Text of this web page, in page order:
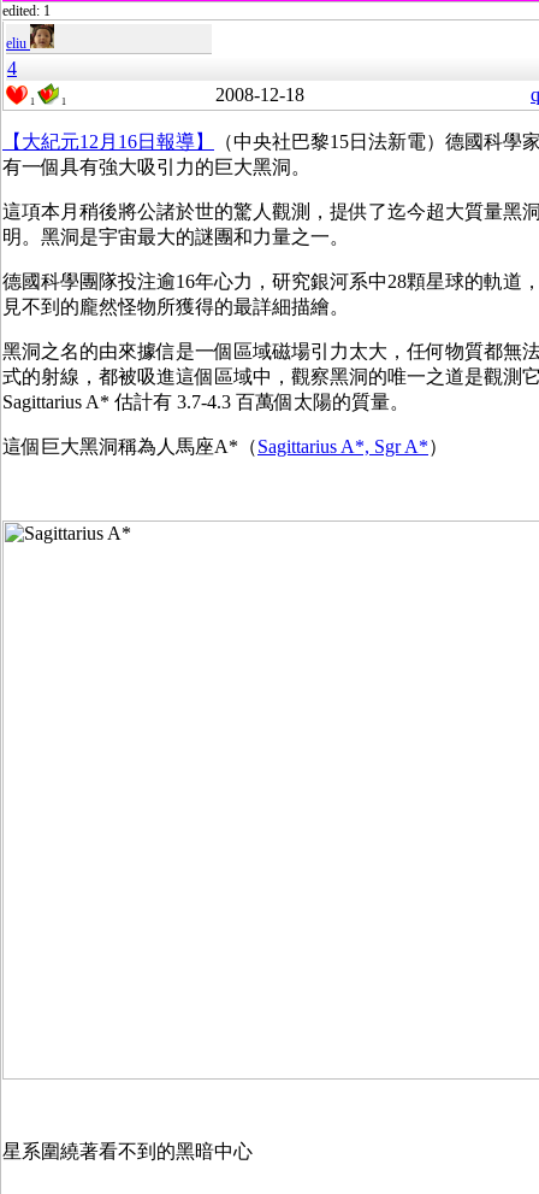
edited: 1
eliu
4
1 1 2008-12-18
【大紀元12月16日報導】
（中央社巴黎15日法新電）德國科學
有一個具有強大吸引力的巨大黑洞。
這項本月稍後將公諸於世的驚人觀測，提供了迄今超大質量黑
明。黑洞是宇宙最大的謎團和力量之一。
德國科學團隊投注逾16年心力，研究銀河系中28顆星球的軌道
見不到的龐然怪物所獲得的最詳細描繪。
黑洞之名的由來據信是一個區域磁場引力太大，任何物質都無
式的射線，都被吸進這個區域中，觀察黑洞的唯一之道是觀測
Sagittarius A* 估計有 3.7-4.3 百萬個太陽的質量。
這個巨大黑洞稱為人馬座A*（Sagittarius A*, Sgr A*）
星系圍繞著看不到的黑暗中心